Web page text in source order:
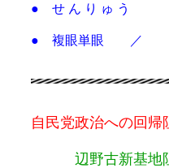
● せ ん り ゅ う
● 複眼単眼 ／ 「率
自民党政治への回帰
辺野古新基地